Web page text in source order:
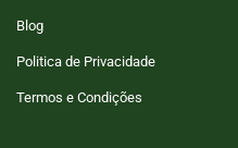
Blog
Politica de Privacidade
Termos e Condições